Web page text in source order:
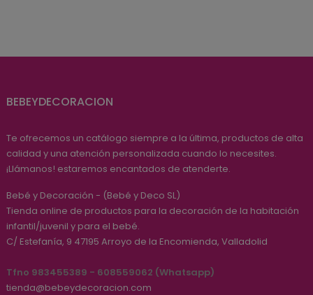
BEBEYDECORACION
Te ofrecemos un catálogo siempre a la última, productos de alta
calidad y una atención personalizada cuando lo necesites.
¡Llámanos! estaremos encantados de atenderte.
Bebé y Decoración - (Bebé y Deco SL)
Tienda online de productos para la decoración de la habitación
infantil/juvenil y para el bebé.
C/ Estefanía, 9 47195 Arroyo de la Encomienda, Valladolid
Tfno 983455389 - 608559062 (Whatsapp)
tienda@bebeydecoracion.com